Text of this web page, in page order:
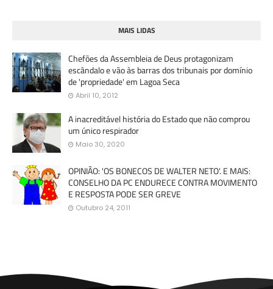
MAIS LIDAS
Chefões da Assembleia de Deus protagonizam
escândalo e vão às barras dos tribunais por domínio
de 'propriedade' em Lagoa Seca
Abril 10, 2012
A inacreditável história do Estado que não comprou
um único respirador
Maio 30, 2020
OPINIÃO: 'OS BONECOS DE WALTER NETO'. E MAIS:
CONSELHO DA PC ENDURECE CONTRA MOVIMENTO
E RESPOSTA PODE SER GREVE
Outubro 24, 2011